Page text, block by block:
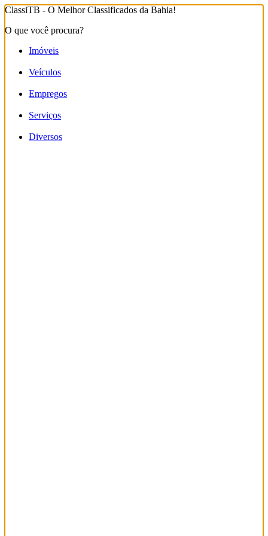
ClassiTB - O Melhor Classificados da Bahia!
O que você procura?
Imóveis
Veículos
Empregos
Serviços
Diversos